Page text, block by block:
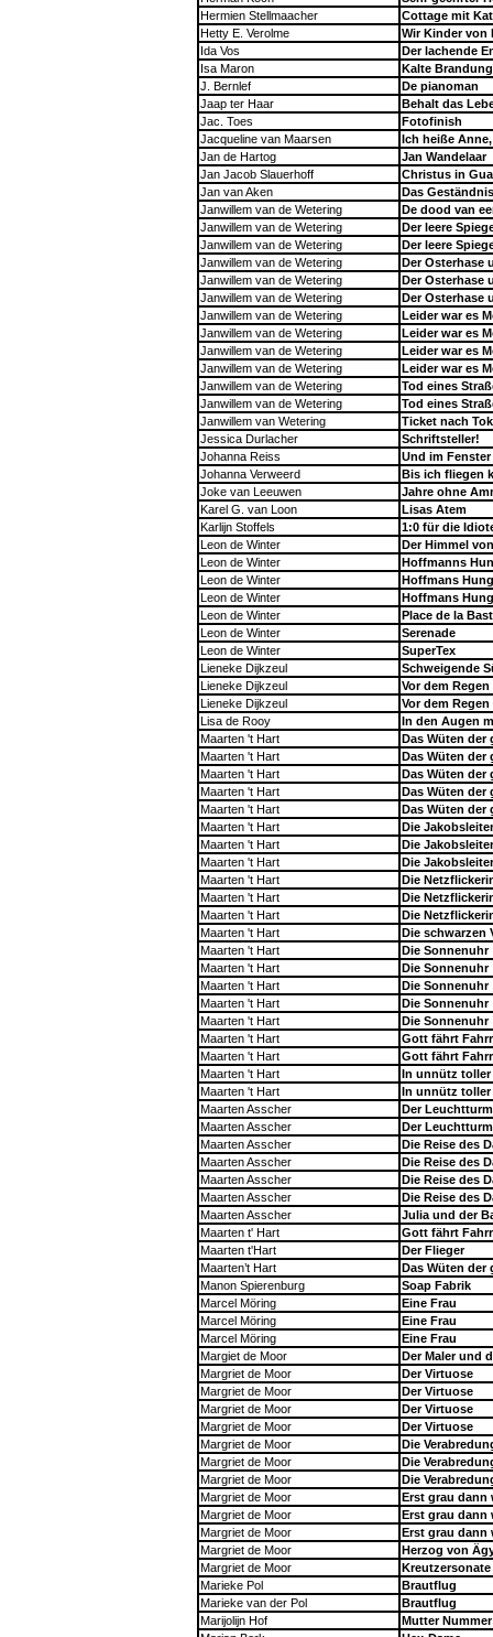
Hermien Stellmaacher
Cottage mit
Hetty E. Verolme
Wir Kinder von
Ida Vos
Der lachende
Isa Maron
Kalte Brandung
J. Bernlef
De pianoman
Jaap ter Haar
Behalt das
Jac. Toes
Fotofinish
Jacqueline van Maarsen
Ich heiße
Jan de Hartog
Jan Wandelaar
Jan Jacob Slauerhoff
Christus in
Jan van Aken
Das
Janwillem van de Wetering
De dood van
Janwillem van de Wetering
Der leere
Janwillem van de Wetering
Der leere
Janwillem van de Wetering
Der Osterhase
Janwillem van de Wetering
Der Osterhase
Janwillem van de Wetering
Der Osterhase
Janwillem van de Wetering
Leider war es
Janwillem van de Wetering
Leider war es
Janwillem van de Wetering
Leider war es
Janwillem van de Wetering
Leider war es
Janwillem van de Wetering
Tod eines
Janwillem van de Wetering
Tod eines
Janwillem van Wetering
Ticket nach
Jessica Durlacher
Schriftsteller!
Johanna Reiss
Und im
Johanna Verweerd
Bis ich fliegen
Joke van Leeuwen
Jahre ohne
Karel G. van Loon
Lisas Atem
Karlijn Stoffels
1:0 für die
Leon de Winter
Der Himmel
Leon de Winter
Hoffmanns
Leon de Winter
Hoffmans
Leon de Winter
Hoffmans
Leon de Winter
Place de la
Leon de Winter
Serenade
Leon de Winter
SuperTex
Lieneke Dijkzeul
Schweigende
Lieneke Dijkzeul
Vor dem
Lieneke Dijkzeul
Vor dem
Lisa de Rooy
In den Augen
Maarten 't Hart
Das Wüten der
Maarten 't Hart
Das Wüten der
Maarten 't Hart
Das Wüten der
Maarten 't Hart
Das Wüten der
Maarten 't Hart
Das Wüten der
Maarten 't Hart
Die Jakobsleiter
Maarten 't Hart
Die Jakobsleiter
Maarten 't Hart
Die Jakobsleiter
Maarten 't Hart
Die
Maarten 't Hart
Die
Maarten 't Hart
Die
Maarten 't Hart
Die schwarzen
Maarten 't Hart
Die Sonnenuhr
Maarten 't Hart
Die Sonnenuhr
Maarten 't Hart
Die Sonnenuhr
Maarten 't Hart
Die Sonnenuhr
Maarten 't Hart
Die Sonnenuhr
Maarten 't Hart
Gott fährt
Maarten 't Hart
Gott fährt
Maarten 't Hart
In unnütz toller
Maarten 't Hart
In unnütz toller
Maarten Asscher
Der
Maarten Asscher
Der
Maarten Asscher
Die Reise des
Maarten Asscher
Die Reise des
Maarten Asscher
Die Reise des
Maarten Asscher
Die Reise des
Maarten Asscher
Julia und der
Maarten t' Hart
Gott fährt
Maarten t'Hart
Der Flieger
Maarten’t Hart
Das Wüten der
Manon Spierenburg
Soap Fabrik
Marcel Möring
Eine Frau
Marcel Möring
Eine Frau
Marcel Möring
Eine Frau
Margiet de Moor
Der Maler und
Margriet de Moor
Der Virtuose
Margriet de Moor
Der Virtuose
Margriet de Moor
Der Virtuose
Margriet de Moor
Der Virtuose
Margriet de Moor
Die
Margriet de Moor
Die
Margriet de Moor
Die
Margriet de Moor
Erst grau dann
Margriet de Moor
Erst grau dann
Margriet de Moor
Erst grau dann
Margriet de Moor
Herzog von
Margriet de Moor
Kreutzersonate
Marieke Pol
Brautflug
Marieke van der Pol
Brautflug
Marijolijn Hof
Mutter